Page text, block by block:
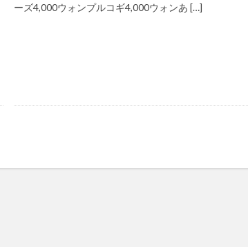
ーズ4,000ウォンプルコギ4,000ウォンあ […]